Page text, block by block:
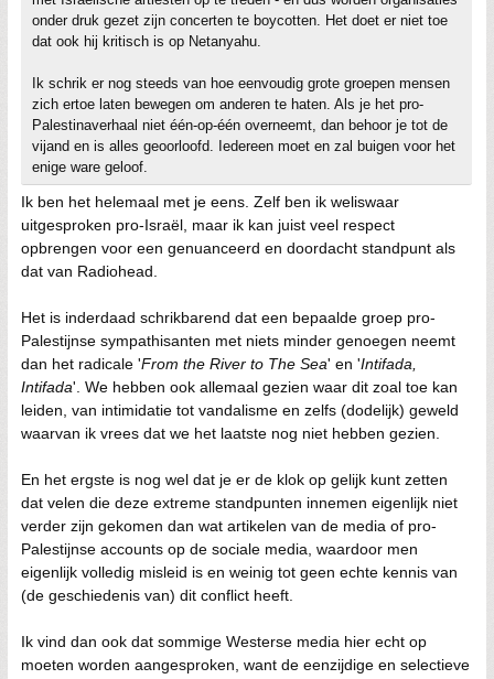
onder druk gezet zijn concerten te boycotten. Het doet er niet toe
dat ook hij kritisch is op Netanyahu.
Ik schrik er nog steeds van hoe eenvoudig grote groepen mensen
zich ertoe laten bewegen om anderen te haten. Als je het pro-
Palestinaverhaal niet één-op-één overneemt, dan behoor je tot de
vijand en is alles geoorloofd. Iedereen moet en zal buigen voor het
enige ware geloof.
Ik ben het helemaal met je eens. Zelf ben ik weliswaar
uitgesproken pro-Israël, maar ik kan juist veel respect
opbrengen voor een genuanceerd en doordacht standpunt als
dat van Radiohead.
Het is inderdaad schrikbarend dat een bepaalde groep pro-
Palestijnse sympathisanten met niets minder genoegen neemt
dan het radicale 'From the River to The Sea' en 'Intifada,
Intifada'. We hebben ook allemaal gezien waar dit zoal toe kan
leiden, van intimidatie tot vandalisme en zelfs (dodelijk) geweld
waarvan ik vrees dat we het laatste nog niet hebben gezien.
En het ergste is nog wel dat je er de klok op gelijk kunt zetten
dat velen die deze extreme standpunten innemen eigenlijk niet
verder zijn gekomen dan wat artikelen van de media of pro-
Palestijnse accounts op de sociale media, waardoor men
eigenlijk volledig misleid is en weinig tot geen echte kennis van
(de geschiedenis van) dit conflict heeft.
Ik vind dan ook dat sommige Westerse media hier echt op
moeten worden aangesproken, want de eenzijdige en selectieve